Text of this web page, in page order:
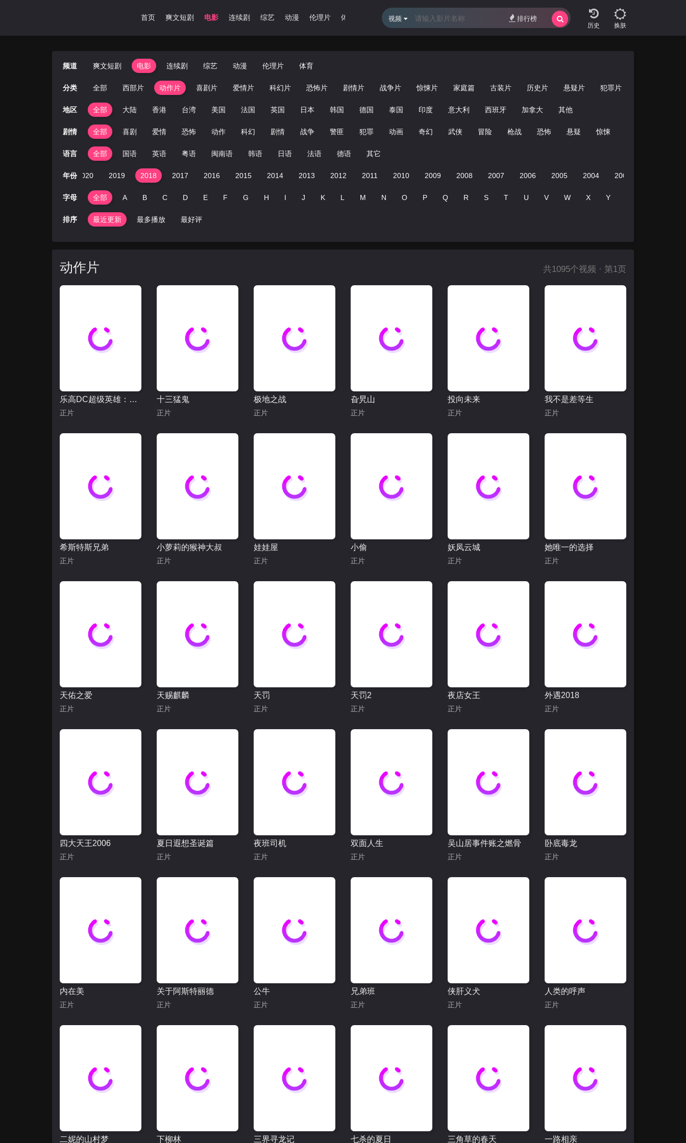
首页 爽文短剧 电影 连续剧 综艺 动漫 伦理片 体育 最近更新 排行榜 留言报错
换肤
视频 排行榜
频道 爽文短剧 电影 连续剧 综艺 动漫 伦理片 体育
分类 全部 西部片 动作片 喜剧片 爱情片 科幻片 恐怖片 剧情片 战争片 惊悚片 家庭篇 古装片 历史片 悬疑片 犯罪片
地区 全部 大陆 香港 台湾 美国 法国 英国 日本 韩国 德国 泰国 印度 意大利 西班牙 加拿大 其他
剧情 全部 喜剧 爱情 恐怖 动作 科幻 剧情 战争 警匪 犯罪 动画 奇幻 武侠 冒险 枪战 恐怖 悬疑 惊悚
语言 全部 国语 英语 粤语 闽南语 韩语 日语 法语 德语 其它
年份2020 2019 2018 2017 2016 2015 2014 2013 2012 2011 2010 2009 2008 2007 2006 2005 2004 2003
字母 全部 A B C D E F G H I J K L M N O P Q R S T U V W X Y
排序 最近更新 最多播放 最好评
动作片 共1095个视频 · 第1页
乐高DC超级英雄：正义联盟之末日军团的进攻
正片
十三猛鬼
正片
极地之战
正片
旮旯山
正片
投向未来
正片
我不是差等生
正片
希斯特斯兄弟
正片
小萝莉的猴神大叔
正片
娃娃屋
正片
小偷
正片
妖凤云城
正片
她唯一的选择
正片
天佑之爱
正片
天赐麒麟
正片
天罚
正片
天罚2
正片
夜店女王
正片
外遇2018
正片
四大天王2006
正片
夏日遐想圣诞篇
正片
夜班司机
正片
双面人生
正片
吴山居事件账之燃骨
正片
卧底毒龙
正片
内在美
正片
关于阿斯特丽德
正片
公牛
正片
兄弟班
正片
侠肝义犬
正片
人类的呼声
正片
二妮的山村梦 下柳林 三界寻龙记 七杀的夏日 三角草的春天 一路相亲